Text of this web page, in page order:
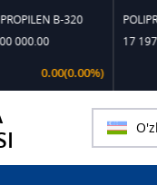
B-320
0.00(0.00%)
17 197 818.18